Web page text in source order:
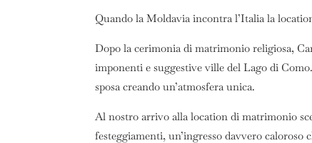
Quando la Moldavia incontra l’Italia la
Dopo la cerimonia di matrimonio religiosa,
imponenti e suggestive ville del Lago di
sposa creando un’atmosfera unica.
Al nostro arrivo alla location di matrimonio
festeggiamenti, un’ingresso davvero